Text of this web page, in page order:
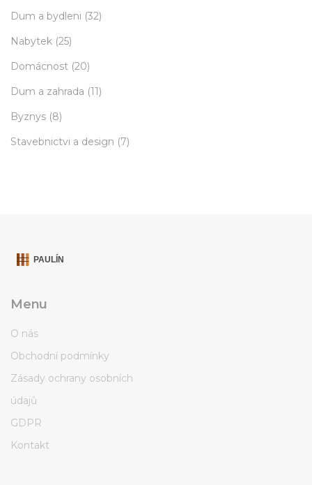
Dum a bydleni (32)
Nabytek (25)
Domácnost (20)
Dum a zahrada (11)
Byznys (8)
Stavebnictvi a design (7)
Menu
O nás
Obchodní podmínky
Zásady ochrany osobních
údajů
GDPR
Kontakt